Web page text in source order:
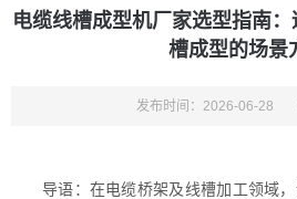
电缆线槽成型机厂家选型指南
槽成型的场景
发布时间：2026-06-28
导语：在电缆桥架及线槽加工领域